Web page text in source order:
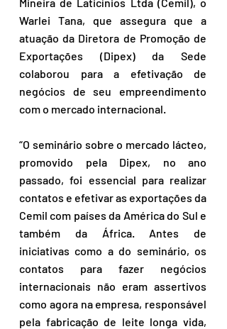
Warlei Tana, que assegura que a
atuação da Diretora de Promoção de
Exportações (Dipex) da Sede
colaborou para a efetivação de
negócios de seu empreendimento
com o mercado internacional.
“O seminário sobre o mercado lácteo,
promovido pela Dipex, no ano
passado, foi essencial para realizar
contatos e efetivar as exportações da
Cemil com países da América do Sul e
também da África. Antes de
iniciativas como a do seminário, os
contatos para fazer negócios
internacionais não eram assertivos
como agora na empresa, responsável
pela fabricação de leite longa vida,